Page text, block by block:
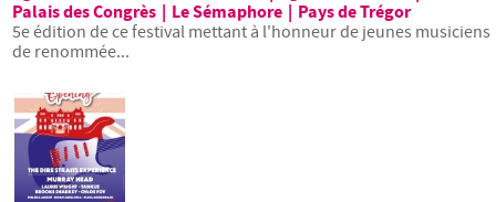
Palais des Congrès
Le Sémaphore
Pays de Trégor
5e édition de ce festival mettant à l'honneur de jeunes musiciens
de renommée...